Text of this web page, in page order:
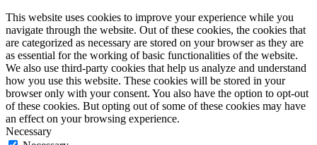
This website uses cookies to improve your experience while you
navigate through the website. Out of these cookies, the cookies that
are categorized as necessary are stored on your browser as they are
as essential for the working of basic functionalities of the website.
We also use third-party cookies that help us analyze and understand
how you use this website. These cookies will be stored in your
browser only with your consent. You also have the option to opt-out
of these cookies. But opting out of some of these cookies may have
an effect on your browsing experience.
Necessary